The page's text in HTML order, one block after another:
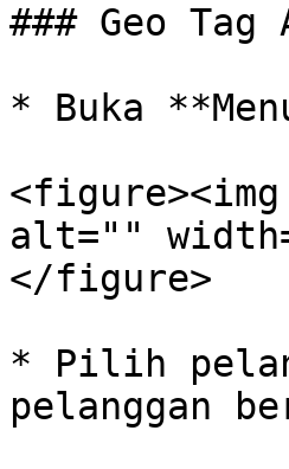
### Geo Tag
* Buka
<figure><img
alt=""
</figure>
* Pilih
pelanggan